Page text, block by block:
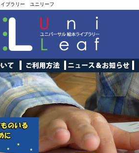
イブラリー ユニリーフ